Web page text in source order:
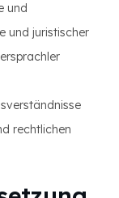
und
und juristischer
rechtlichen